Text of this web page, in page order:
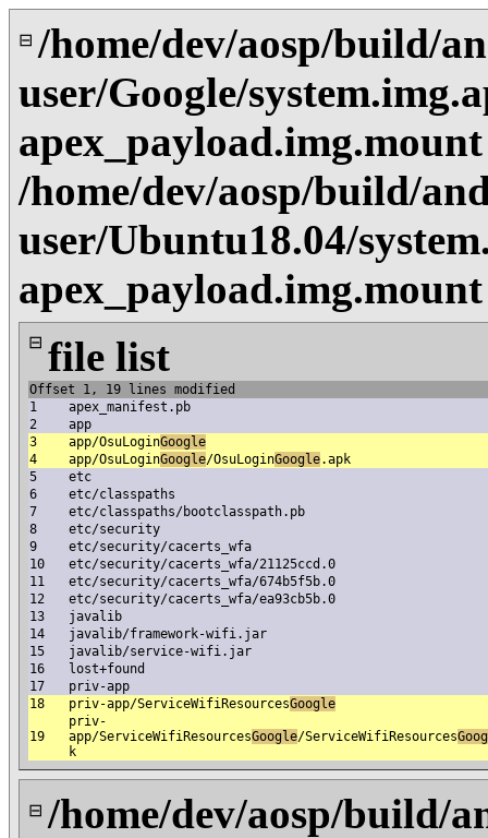
⊟ /home/dev/aosp/build/
user/Google/
apex_payload.img.mount
/home/dev/aosp/build/
user/Ubuntu18.04/
apex_payload.img.mount
⊟ file list
Offset 1, 19 lines modified
1
apex_manifest.pb
2
app
3
app/OsuLoginGoogle
4
app/OsuLoginGoogle/OsuLoginGoogle.apk
5
etc
6
etc/classpaths
7
etc/classpaths/bootclasspath.pb
8
etc/security
9
etc/security/cacerts_wfa
10
etc/security/cacerts_wfa/21125ccd.0
11
etc/security/cacerts_wfa/674b5f5b.0
12
etc/security/cacerts_wfa/ea93cb5b.0
13
javalib
14
javalib/framework-wifi.jar
15
javalib/service-wifi.jar
16
lost+found
17
priv-app
18
priv-app/ServiceWifiResourcesGoogle
19
priv-
app/ServiceWifiResourcesGoogle/ServiceWifiResources
k
⊟ /home/dev/aosp/build/